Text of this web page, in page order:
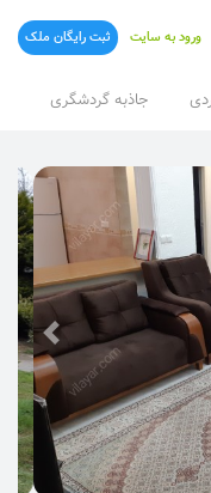
جاذبه گردشگری
ورود به سایت ثبت رایگان ملک